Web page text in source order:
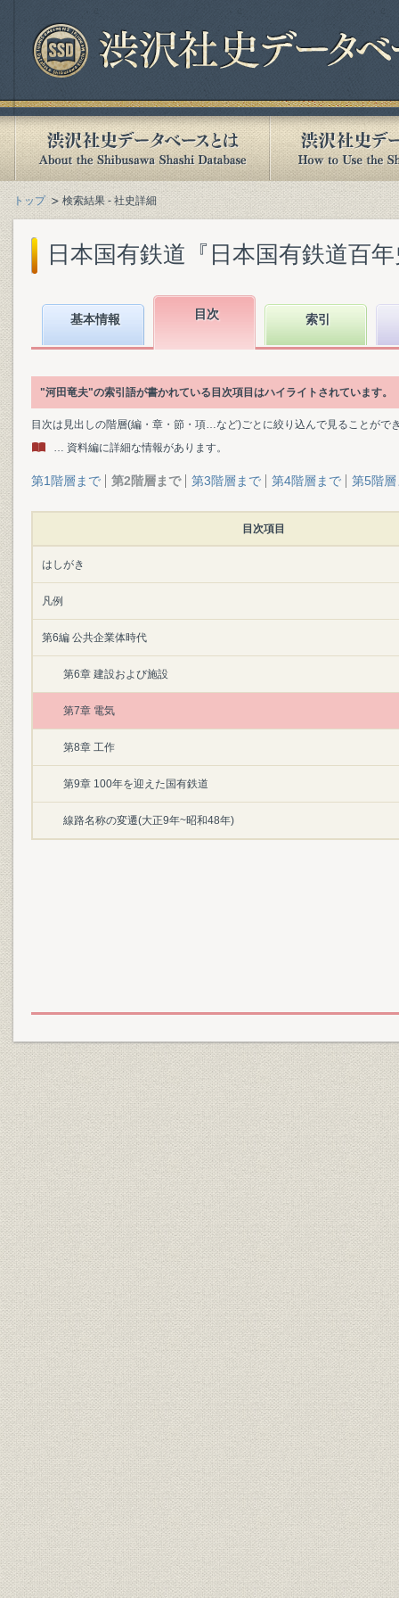
トップ 検索結果 - 社史詳細
日本国有鉄道『日本国有鉄道百
基本情報 目次 索引
"河田竜夫"の索引語が書かれている目次項目はハイライトされています。
目次は見出しの階層(編・章・節・項…など)ごとに絞り込んで見ることがで
… 資料編に詳細な情報があります。
第1階層まで 第2階層まで 第3階層まで 第4階層まで 第5階層
目次項目
はしがき
凡例
第6編 公共企業体時代
第6章 建設および施設
第7章 電気
第8章 工作
第9章 100年を迎えた国有鉄道
線路名称の変遷(大正9年~昭和48年)